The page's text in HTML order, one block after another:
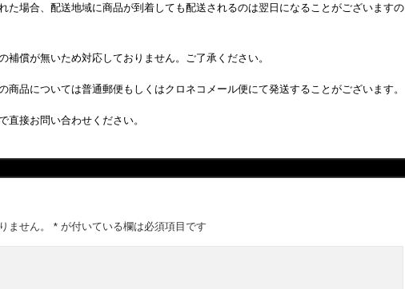
た場合、配送地域に商品が到着しても配送されるのは翌日になることがございますの
補償が無いため対応しておりません。ご了承ください。
商品については普通郵便もしくはクロネコメール便にて発送することがございます。
直接お問い合わせください。
ません。 * が付いている欄は必須項目です